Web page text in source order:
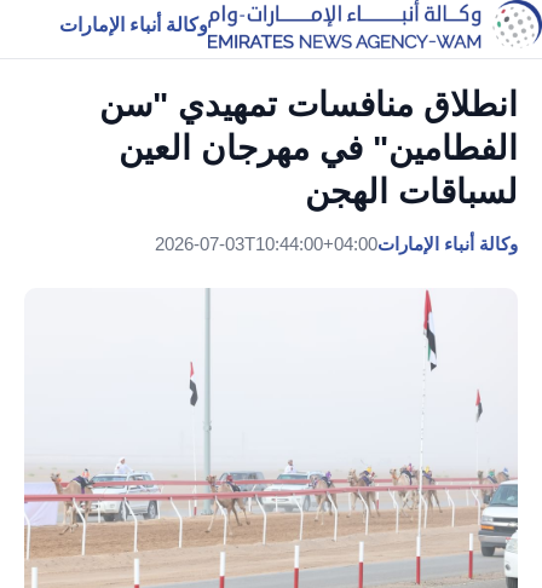
وكالة أنباء الإمارات
انطلاق منافسات تمهيدي "سن
الفطامين" في مهرجان العين
لسباقات الهجن
وكالة أنباء الإمارات2026-07-03T10:44:00+04:00